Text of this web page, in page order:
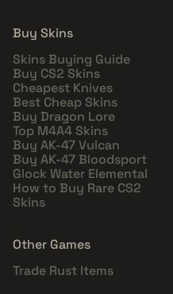
Buy Skins
Skins Buying Guide
Buy CS2 Skins
Cheapest Knives
Best Cheap Skins
Buy Dragon Lore
Top M4A4 Skins
Buy AK-47 Vulcan
Buy AK-47 Bloodsport
Glock Water Elemental
How to Buy Rare CS2
Skins
Other Games
Trade Rust Items